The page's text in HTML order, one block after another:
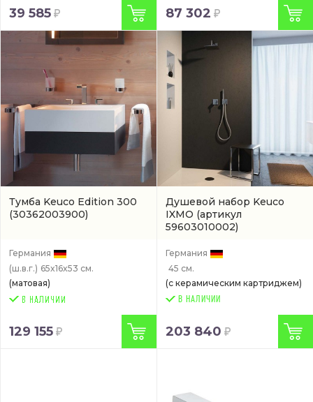
39 585 87 302
Тумба Keuco Edition 300
(30362003900)
Германия
(ш.в.г.) 65x16x53 см.
(матовая)
129 155
Душевой набор Keuco
IXMO (артикул
59603010002)
Германия
45 см.
(с керамическим картриджем)
В НАЛИЧИИ
203 840